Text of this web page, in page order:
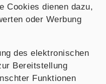
Cookies dienen dazu,
oder Werbung
des elektronischen
Bereitstellung
Funktionen